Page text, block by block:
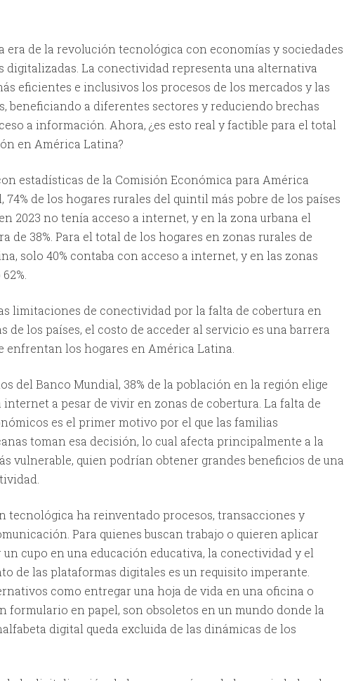
era de la revolución tecnológica con economías y sociedades
digitalizadas. La conectividad representa una alternativa
eficientes e inclusivos los procesos de los mercados y las
beneficiando a diferentes sectores y reduciendo brechas
a información. Ahora, ¿es esto real y factible para el total
en América Latina?
estadísticas de la Comisión Económica para América
74% de los hogares rurales del quintil más pobre de los países
2023 no tenía acceso a internet, y en la zona urbana el
de 38%. Para el total de los hogares en zonas rurales de
solo 40% contaba con acceso a internet, y en las zonas
limitaciones de conectividad por la falta de cobertura en
de los países, el costo de acceder al servicio es una barrera
enfrentan los hogares en América Latina.
del Banco Mundial, 38% de la población en la región elige
internet a pesar de vivir en zonas de cobertura. La falta de
es el primer motivo por el que las familias
toman esa decisión, lo cual afecta principalmente a la
vulnerable, quien podrían obtener grandes beneficios de una
tecnológica ha reinventado procesos, transacciones y
Para quienes buscan trabajo o quieren aplicar
cupo en una educación educativa, la conectividad y el
de las plataformas digitales es un requisito imperante.
como entregar una hoja de vida en una oficina o
formulario en papel, son obsoletos en un mundo donde la
digital queda excluida de las dinámicas de los